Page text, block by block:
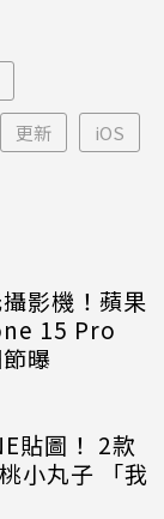
更新 iOS
影機！蘋果
15 Pro
曝
貼圖！ 2款
小丸子 「我